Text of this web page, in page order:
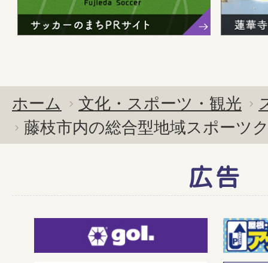
ホーム 文化・スポーツ・観光
藤枝市内の総合型地域スポーツ
広告